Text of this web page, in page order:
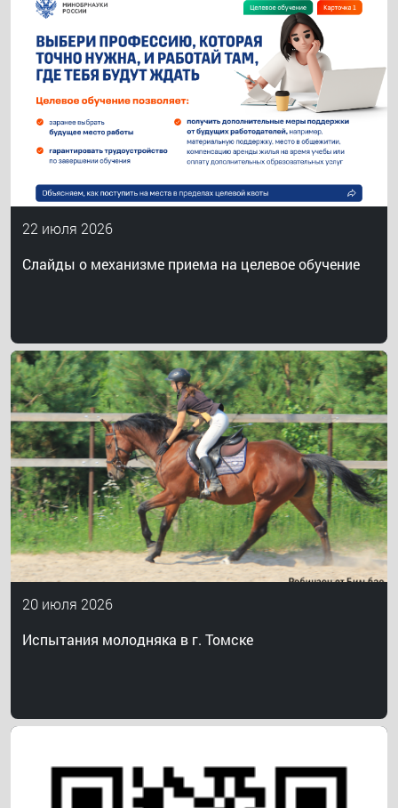
22 июля 2026
Слайды о механизме приема на целевое обучение
20 июля 2026
Испытания молодняка в г. Томске